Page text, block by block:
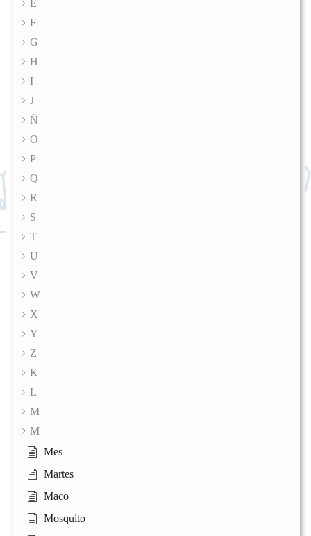
E
F
G
H
I
J
Ñ
O
P
Q
R
S
T
U
V
W
X
Y
Z
K
L
M
M
Mes
Martes
Maco
Mosquito